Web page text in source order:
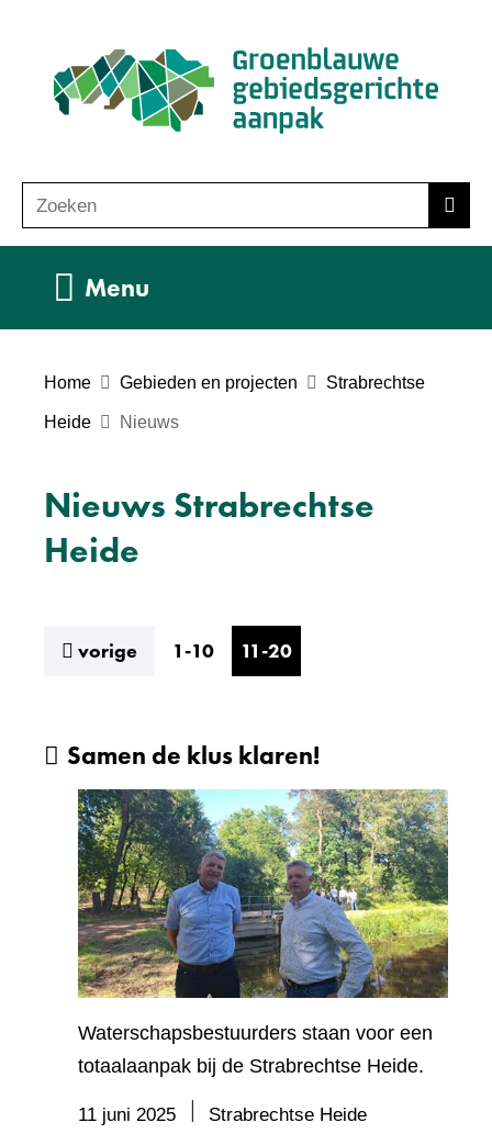
naar
de
inhoud
o
e
Zoeken
Menu
Home Gebieden en projecten Strabrechtse
Heide Nieuws
Nieuws Strabrechtse
Heide
vorigeresultaten
1-10 11-20
Samen de klus klaren!
Waterschapsbestuurders staan voor een
totaalaanpak bij de Strabrechtse Heide.
11 juni 2025 Strabrechtse Heide